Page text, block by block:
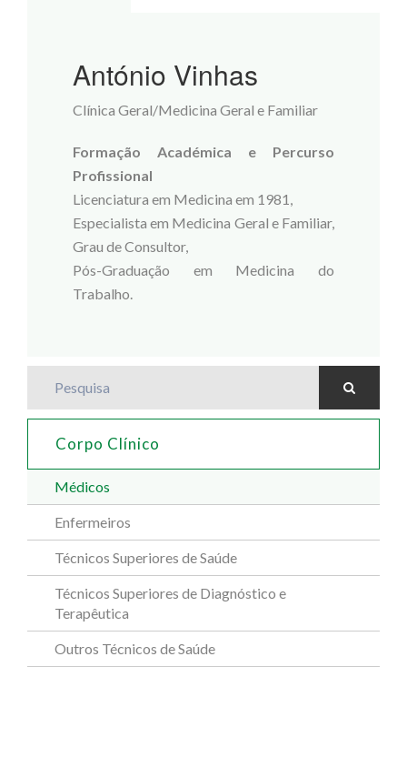
António Vinhas
Clínica Geral/Medicina Geral e Familiar
Formação Académica e Percurso
Profissional
Licenciatura em Medicina em 1981,
Especialista em Medicina Geral e Familiar,
Grau de Consultor,
Pós-Graduação em Medicina do
Trabalho.
Corpo Clínico
Médicos
Enfermeiros
Técnicos Superiores de Saúde
Técnicos Superiores de Diagnóstico e
Terapêutica
Outros Técnicos de Saúde